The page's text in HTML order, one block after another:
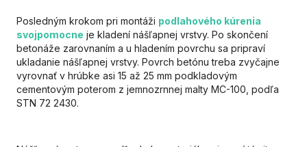
Posledným krokom pri montáži podlahového kúrenia
svojpomocne je kladení nášľapnej vrstvy. Po skončení
betonáže zarovnaním a u hladením povrchu sa pripraví
ukladanie nášľapnej vrstvy. Povrch betónu treba zvyčajne
vyrovnať v hrúbke asi 15 až 25 mm podkladovým
cementovým poterom z jemnozrnnej malty MC-100, podľa
STN 72 2430.